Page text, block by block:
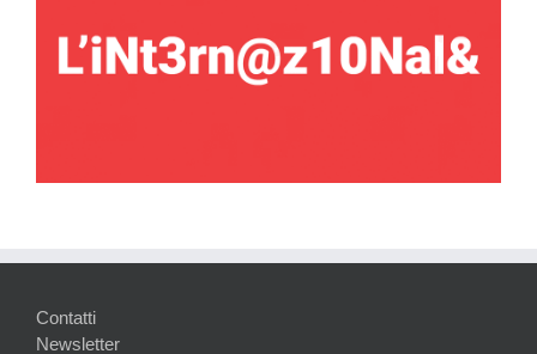
Contatti
Newsletter